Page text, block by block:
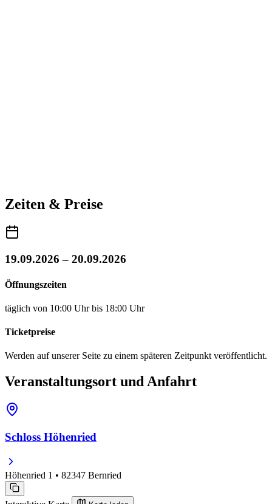
Zeiten & Preise
19.09.2026 – 20.09.2026
Öffnungszeiten
täglich von 10:00 Uhr bis 18:00 Uhr
Ticketpreise
Werden auf unserer Seite zu einem späteren Zeitpunkt veröffentlicht.
Veranstaltungsort und Anfahrt
Schloss Höhenried
Höhenried 1 • 82347 Bernried